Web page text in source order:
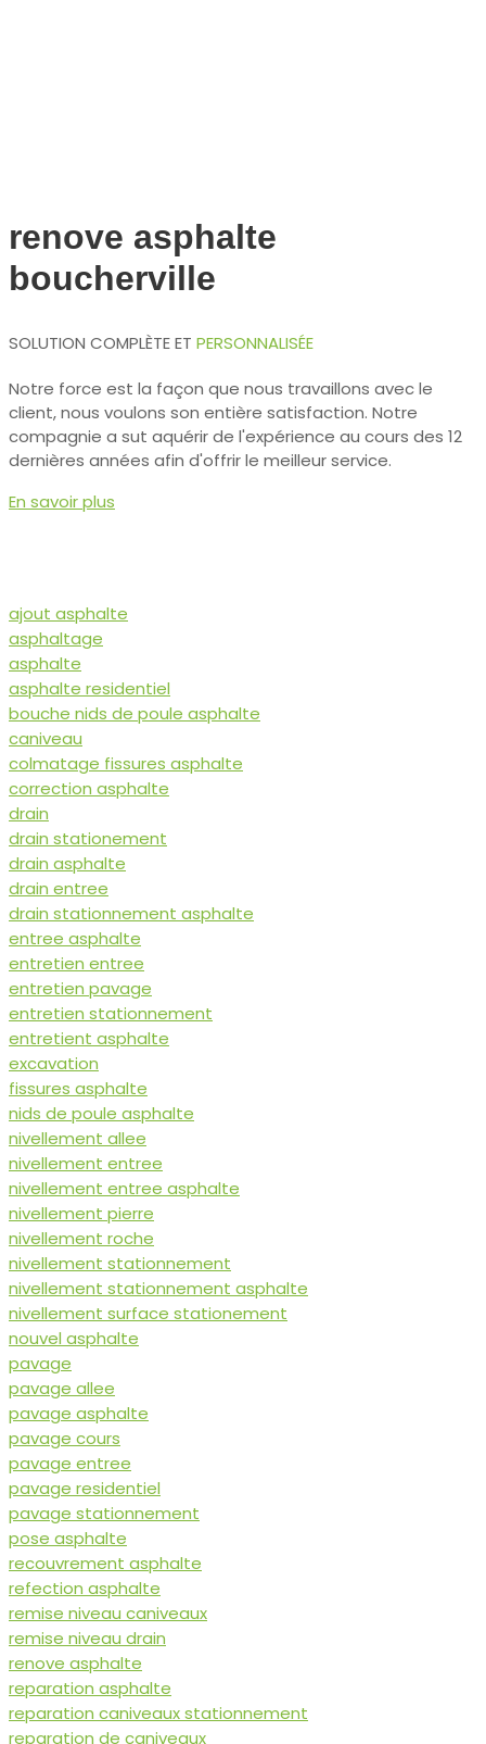
renove asphalte
boucherville
SOLUTION COMPLÈTE ET PERSONNALISÉE
Notre force est la façon que nous travaillons avec le
client, nous voulons son entière satisfaction. Notre
compagnie a sut aquérir de l'expérience au cours des 12
dernières années afin d'offrir le meilleur service.
En savoir plus
ajout asphalte
asphaltage
asphalte
asphalte residentiel
bouche nids de poule asphalte
caniveau
colmatage fissures asphalte
correction asphalte
drain
drain stationement
drain asphalte
drain entree
drain stationnement asphalte
entree asphalte
entretien entree
entretien pavage
entretien stationnement
entretient asphalte
excavation
fissures asphalte
nids de poule asphalte
nivellement allee
nivellement entree
nivellement entree asphalte
nivellement pierre
nivellement roche
nivellement stationnement
nivellement stationnement asphalte
nivellement surface stationement
nouvel asphalte
pavage
pavage allee
pavage asphalte
pavage cours
pavage entree
pavage residentiel
pavage stationnement
pose asphalte
recouvrement asphalte
refection asphalte
remise niveau caniveaux
remise niveau drain
renove asphalte
reparation asphalte
reparation caniveaux stationnement
reparation de caniveaux